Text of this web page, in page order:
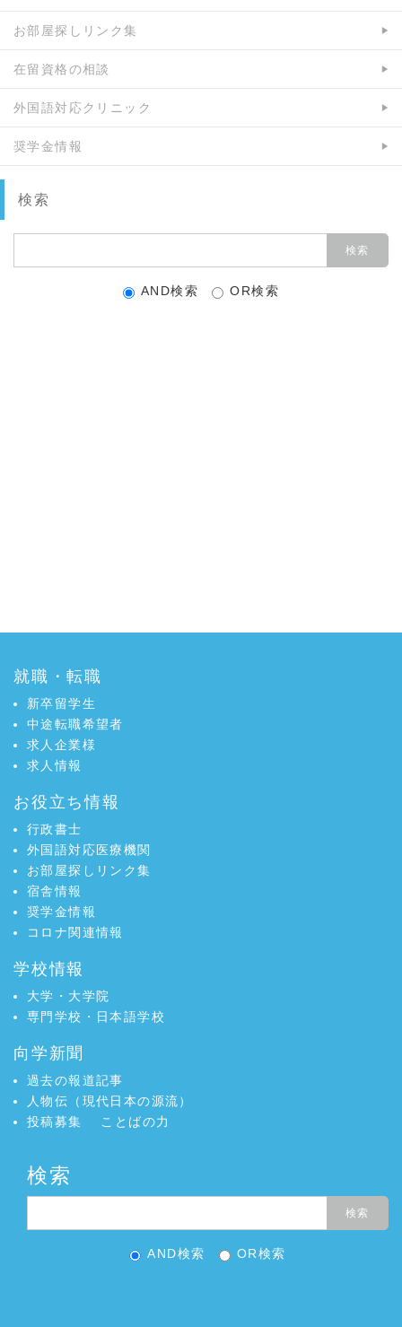
お部屋探しリンク集
在留資格の相談
外国語対応クリニック
奨学金情報
検索
AND検索 OR検索
就職・転職
新卒留学生
中途転職希望者
求人企業様
求人情報
お役立ち情報
行政書士
外国語対応医療機関
お部屋探しリンク集
宿舎情報
奨学金情報
コロナ関連情報
学校情報
大学・大学院
専門学校・日本語学校
向学新聞
過去の報道記事
人物伝（現代日本の源流）
投稿募集
ことばの力
検索
AND検索 OR検索